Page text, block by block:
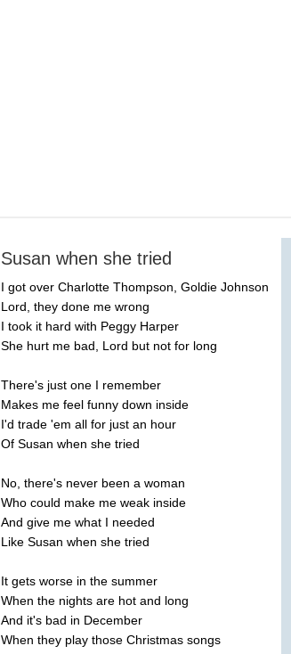
Susan when she tried
I got over Charlotte Thompson Goldie Johnson
Lord they done me wrong
I took it hard with Peggy Harper
She hurt me bad Lord but not for long
There's just one I remember
Makes me feel funny down inside
I'd trade 'em all for just an hour
Of Susan when she tried
No there's never been a woman
Who could make me weak inside
And give me what I needed
Like Susan when she tried
It gets worse in the summer
When the nights are hot and long
And it's bad in December
When they play those Christmas songs